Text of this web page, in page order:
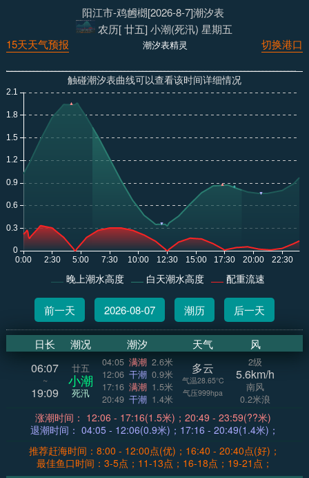
阳江市-鸡乸樃[2026-8-7]潮汐表
农历[ 廿五] 小潮(死汛) 星期五
切换港口
潮汐表精灵
15天天气预报
触碰潮汐表曲线可以查看该时间详细情况
晚上潮水高度 白天潮水高度 配重流速
前一天 2026-08-07 潮历 后一天
日长 潮况 潮汐 天气 风
06:07
~
19:09
廿五
小潮
死汛
04:05 满潮 2.6米
12:06 干潮 0.9米
17:16 满潮 1.5米
20:49 干潮 1.4米
多云
气温28.65°C
气压999hpa
2级
5.6km/h
南风
0.2米浪
涨潮时间： 12:06 - 17:16(1.5米)；20:49 - 23:59(??米)
退潮时间： 04:05 - 12:06(0.9米)；17:16 - 20:49(1.4米)；
推荐赶海时间：8:00 - 12:00点(优)；16:40 - 20:40点(好)；
最佳鱼口时间：3-5点；11-13点；16-18点；19-21点；